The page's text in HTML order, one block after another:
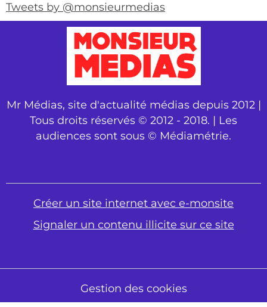
Tweets by @monsieurmedias
Mr Médias, site d'actualité médias depuis 2012 |
Tous droits réservés © 2012 - 2018. | Les
audiences sont sous © Médiamétrie.
Créer un site internet avec e-monsite
Signaler un contenu illicite sur ce site
Gestion des cookies